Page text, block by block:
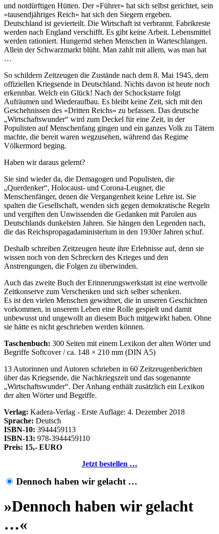
und notdürftigen Hütten. Der »Führer« hat sich selbst gerichtet, sein
»tausendjähriges Reich« hat sich den Siegern ergeben.
Deutschland ist gevierteilt. Die Wirtschaft ist verbrannt. Fabrikreste
werden nach England verschifft. Es gibt keine Arbeit. Lebensmittel
werden rationiert. Hungernd stehen Menschen in Warteschlangen.
Allein der Schwarzmarkt blüht. Man zahlt mit allem, was man hat
…
So schildern Zeitzeugen die Zustände nach dem 8. Mai 1945, dem
offiziellen Kriegsende in Deutschland. Nichts davon ist heute noch
erkennbar. Welch ein Glück! Nach der Schockstarre folgt
Aufräumen und Wiederaufbau. Es bleibt keine Zeit, sich mit den
Geschehnissen des »Dritten Reichs« zu befassen. Das deutsche
Wirtschaftswunder
wird zum Deckel für eine Zeit, in der
Populisten auf Menschenfang gingen und ein ganzes Volk zu Tätern
machte, die bereit waren wegzusehen, während das Regime
Völkermord beging.
Haben wir daraus gelernt?
Sie sind wieder da, die Demagogen und Populisten, die
Querdenker , Holocaust- und Corona-Leugner, die
Menschenfänger, denen die Vergangenheit keine Lehre ist. Sie
spalten die Gesellschaft, wenden sich gegen demokratische Regeln
und vergiften den Unwissenden die Gedanken mit Parolen aus
Deutschlands dunkelsten Jahren. Sie hängen den Legenden nach,
die das Reichspropagadaministerium in den 1930er Jahren schuf.
Deshalb schreiben Zeitzeugen heute ihre Erlebnisse auf, denn sie
wissen noch von den Schrecken des Krieges und den
Anstrengungen, die Folgen zu überwinden.
Auch das zweite Buch der Erinnerungswerkstatt ist eine wertvolle
Zeitkonserve zum Verschenken und sich selber schenken.
Es ist den vielen Menschen gewidmet, die in unseren Geschichten
vorkommen, in unserem Leben eine Rolle gespielt und damit
unbewusst und ungewollt an diesem Buch mitgewirkt haben. Ohne
sie hätte es nicht geschrieben werden können.
Taschenbuch: 300 Seiten mit einem Lexikon der alten Wörter und
Begriffe Softcover / ca. 148 × 210 mm (DIN A5)
13 Autorinnen und Autoren schrieben in 60 Zeitzeugenberichten
über das Kriegsende, die Nachkriegszeit und das sogenannte
Wirtschaftswunder . Der Anhang enthält zusätzlich ein Lexikon
der alten Wörter und Begriffe.
Verlag: Kadera-Verlag - Erste Auflage: 4. Dezember 2018
Sprache: Deutsch
ISBN-10: 3944459113
ISBN-13: 978-3944459110
Preis: 15,- EURO
Jetzt bestellen …
Dennoch haben wir gelacht …
»Dennoch haben wir gelacht
…«